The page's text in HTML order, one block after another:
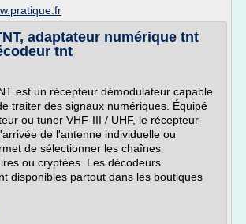
adaptateur numérique tnt
tnt
est un récepteur démodulateur capable
traiter des signaux numériques. Équipé
ou tuner VHF-III / UHF, le récepteur
de l'antenne individuelle ou
de sélectionner les chaînes
ou cryptées. Les décodeurs
disponibles partout dans les boutiques